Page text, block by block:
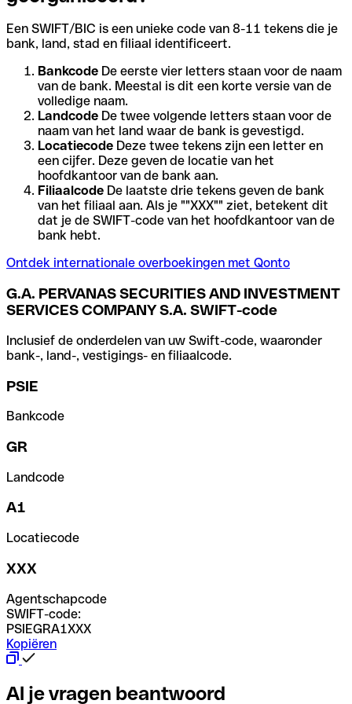
Een SWIFT/BIC is een unieke code van 8-11 tekens die je
bank, land, stad en filiaal identificeert.
Bankcode De eerste vier letters staan voor de naam
van de bank. Meestal is dit een korte versie van de
volledige naam.
Landcode De twee volgende letters staan voor de
naam van het land waar de bank is gevestigd.
Locatiecode Deze twee tekens zijn een letter en
een cijfer. Deze geven de locatie van het
hoofdkantoor van de bank aan.
Filiaalcode De laatste drie tekens geven de bank
van het filiaal aan. Als je ""XXX"" ziet, betekent dit
dat je de SWIFT-code van het hoofdkantoor van de
bank hebt.
Ontdek internationale overboekingen met Qonto
G.A. PERVANAS SECURITIES AND INVESTMENT
SERVICES COMPANY S.A. SWIFT-code
Inclusief de onderdelen van uw Swift-code, waaronder
bank-, land-, vestigings- en filiaalcode.
PSIE
Bankcode
GR
Landcode
A1
Locatiecode
XXX
Agentschapcode
SWIFT-code:
PSIEGRA1XXX
Kopiëren
Al je vragen beantwoord